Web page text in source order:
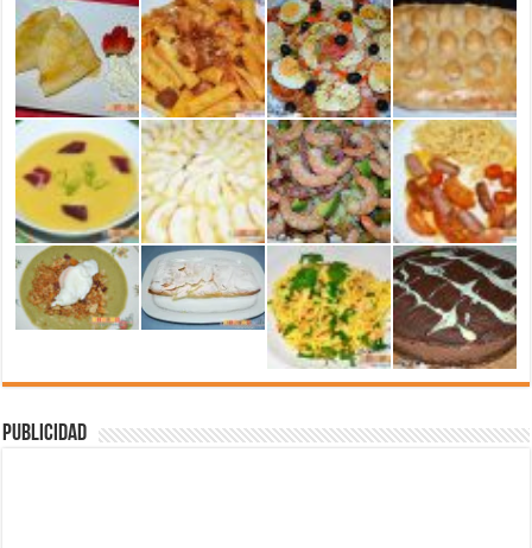
Publicidad